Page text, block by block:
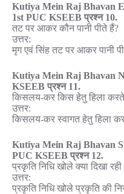
Kutiya Mein Raj Bhavan
1st PUC KSEEB प्रश्न 10.
तट पर आकर कौन पानी पीते हैं?
उत्तर:
मृग एवं सिंह तट पर आकर पानी
Kutiya Mein Raj Bhavan
KSEEB प्रश्न 11.
किसलय-कर किस हेतु हिला
उत्तर:
किसलय-कर स्वागत हेतु हिला
Kutiya Mein Raj Bhavan
PUC KSEEB प्रश्न 12.
प्रकृति निधि खोले क्या दिखा रही
उत्तर:
प्रकृति निधि खोले प्रकृति की